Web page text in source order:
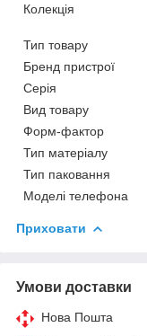
Колекція
Тип товару
Бренд пристрої
Серія
Вид товару
Форм-фактор
Тип матеріалу
Тип паковання
Моделі телефона
Приховати
Умови доставки
Нова Пошта